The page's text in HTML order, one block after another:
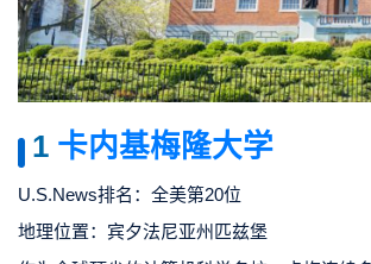
1 卡内基梅隆大学
U.S.News排名：全美第20位
地理位置：宾夕法尼亚州匹兹堡